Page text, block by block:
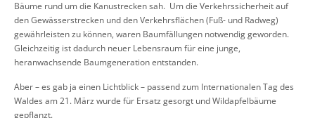
Bäume rund um die Kanustrecken sah. Um die Verkehrssicherheit auf
den Gewässerstrecken und den Verkehrsflächen (Fuß- und Radweg)
gewährleisten zu können, waren Baumfällungen notwendig geworden.
Gleichzeitig ist dadurch neuer Lebensraum für eine junge,
heranwachsende Baumgeneration entstanden.
Aber – es gab ja einen Lichtblick – passend zum Internationalen Tag des
Waldes am 21. März wurde für Ersatz gesorgt und Wildapfelbäume
gepflanzt.